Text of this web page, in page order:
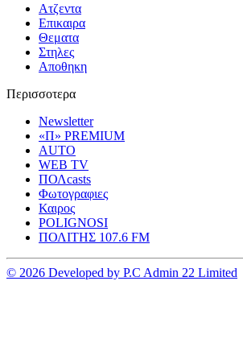
Ατζεντα
Επικαιρα
Θεματα
Στηλες
Αποθηκη
Περισσοτερα
Newsletter
«Π» PREMIUM
AUTO
WEB TV
ΠΟΛcasts
Φωτογραφιες
Καιρος
POLIGNOSI
ΠΟΛΙΤΗΣ 107.6 FM
© 2026 Developed by P.C Admin 22 Limited